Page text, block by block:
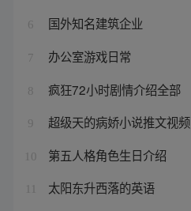
6 国外知名建筑企业
7 办公室游戏日常
8 疯狂72小时剧情介绍全部
9 超级天的病娇小说推文视频
10 第五人格角色生日介绍
太阳东升西落的英语